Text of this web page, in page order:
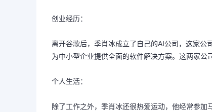
创业经历：
离开谷歌后，季肖冰成立了自己的AI公司，这家
为中小型企业提供全面的软件解决方案。这两家公
个人生活：
除了工作之外，季肖冰还很热爱运动，他经常参